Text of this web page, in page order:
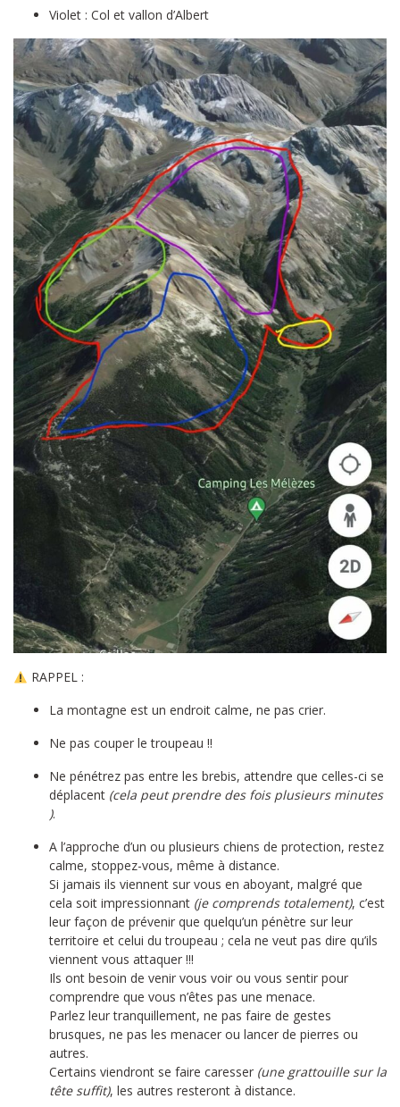
Violet : Col et vallon d’Albert
RAPPEL :
La montagne est un endroit calme, ne pas crier.
Ne pas couper le troupeau !!
Ne pénétrez pas entre les brebis, attendre que celles-ci se
déplacent (cela peut prendre des fois plusieurs minutes
).
A l’approche d’un ou plusieurs chiens de protection, restez
calme, stoppez-vous, même à distance.
Si jamais ils viennent sur vous en aboyant, malgré que
cela soit impressionnant (je comprends totalement), c’est
leur façon de prévenir que quelqu’un pénètre sur leur
territoire et celui du troupeau ; cela ne veut pas dire qu’ils
viennent vous attaquer !!!
Ils ont besoin de venir vous voir ou vous sentir pour
comprendre que vous n’êtes pas une menace.
Parlez leur tranquillement, ne pas faire de gestes
brusques, ne pas les menacer ou lancer de pierres ou
autres.
Certains viendront se faire caresser (une grattouille sur la
tête suffit), les autres resteront à distance.